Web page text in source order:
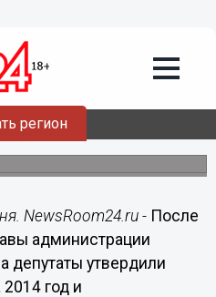
регион
думы Сарова
бюджет и
городской думы 5-го созыва
NewsRoom24.ru - После
администрации
депутаты утвердили
год и